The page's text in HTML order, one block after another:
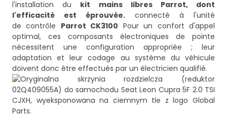
l'installation du kit mains libres Parrot, dont
l'efficacité est éprouvée. connecté à l'unité
de contrôle Parrot CK3100 Pour un confort d'appel
optimal, ces composants électroniques de pointe
nécessitent une configuration appropriée ; leur
adaptation et leur codage au système du véhicule